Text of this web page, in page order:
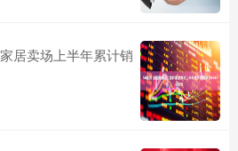
居卖场上半年累计销